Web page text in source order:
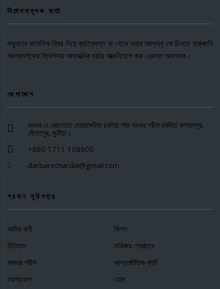
নির্দেশনামূলক বার্তা
শুধুমাত্র জাগতিক বিষয় নিয়ে ব‍্যতিব‍্যস্ত না থেকে মহান আল্লাহ্ কে চিনতে হাক্কানি
পথপ্রদর্শকের নির্দেশনায় আধ‍্যাত্মিক চর্চায় আত্মনিয়োগ করা একান্ত আবশ্যক।
যোগাযোগ
দরবার-এ রেছালাতে মোজাদ্দেদীয়া চরদিয়া পাক দরবার শরীফ চরদিয়া কল্যানপুর,
দৌলতপুর, কুষ্টিয়া।
+880 1711 108800
darbarechardia@gmail.com
প্রধান সূচিপত্র
অমিয় বাণী
ভিশন
ইতিহাস
তরিকার শ্রেষ্ঠত্ব
সাজরা শরীফ
আন্তর্জাতিক বার্তা
যোগাযোগ
হোম